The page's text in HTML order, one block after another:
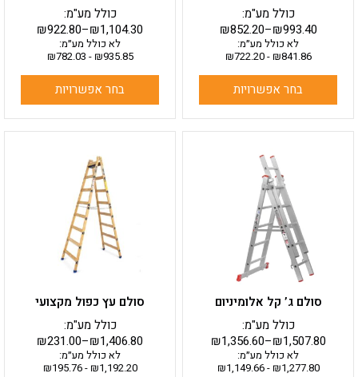
₪852.20–₪993.40
כולל מע"מ:
לא כולל מע״מ:
₪841.86
-
₪722.20
בחר אפשרויות
₪922.80–₪1,104.30
כולל מע"מ:
לא כולל מע״מ:
₪935.85
-
₪782.03
בחר אפשרויות
סולם ג’ קל אלומיניום
₪1,356.60–₪1,507.80
כולל מע"מ:
לא כולל מע״מ:
₪1,277.80
-
₪1,149.66
זה
יש
מספר
סוגים.
ניתן
לבחור
את
האפשרויות
המוצר
סולם עץ כפול מקצועי
₪231.00–₪1,406.80
כולל מע"מ:
לא כולל מע״מ:
₪1,192.20
-
₪195.76
זה
יש
מספר
סוגים.
ניתן
לבחור
את
האפשרויות
המוצר